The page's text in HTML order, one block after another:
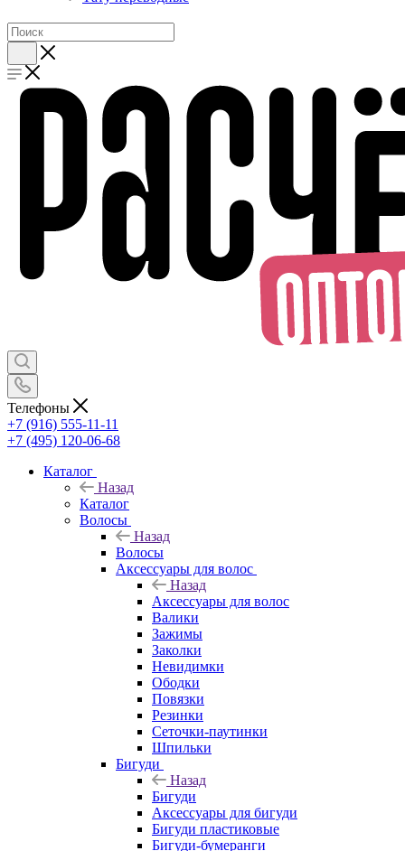
Телефоны
+7 (916) 555-11-11
+7 (495) 120-06-68
Каталог
Назад
Каталог
Волосы
Назад
Волосы
Аксессуары для волос
Назад
Аксессуары для волос
Валики
Зажимы
Заколки
Невидимки
Ободки
Повязки
Резинки
Сеточки-паутинки
Шпильки
Бигуди
Назад
Бигуди
Аксессуары для бигуди
Бигуди пластиковые
Бигуди-бумеранги